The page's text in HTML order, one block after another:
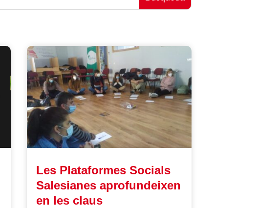
Les Plataformes Socials
Salesianes aprofundeixen
en les claus